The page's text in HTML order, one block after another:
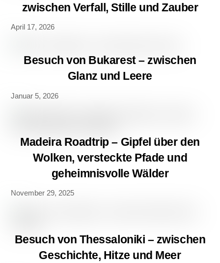
zwischen Verfall, Stille und Zauber
April 17, 2026
Besuch von Bukarest – zwischen
Glanz und Leere
Januar 5, 2026
Madeira Roadtrip – Gipfel über den
Wolken, versteckte Pfade und
geheimnisvolle Wälder
November 29, 2025
Besuch von Thessaloniki – zwischen
Geschichte, Hitze und Meer